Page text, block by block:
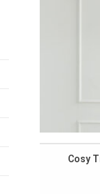
Cosy